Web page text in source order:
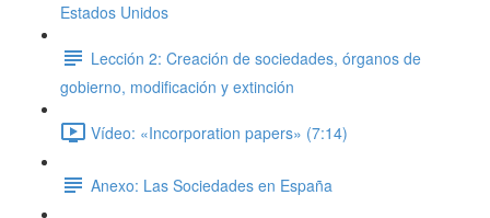
Estados Unidos
Lección 2: Creación de sociedades, órganos de
gobierno, modificación y extinción
Vídeo: «Incorporation papers» (7:14)
Anexo: Las Sociedades en España